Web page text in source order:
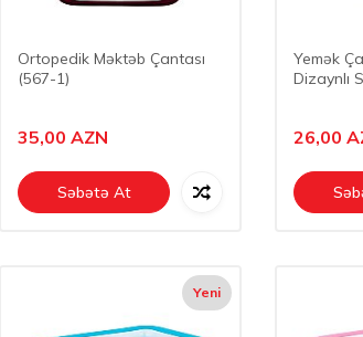
Ortopedik Məktəb Çantası
(567-1)
35,00 AZN
Səbətə At
Yemək
Dizaynlı
26,00
Yeni